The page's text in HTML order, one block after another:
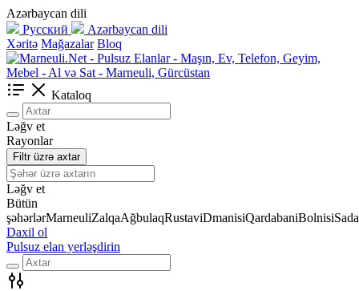
Azərbaycan dili
Русский
Azərbaycan dili
Xəritə Mağazalar Bloq
Kataloq
Ləğv et
Rayonlar
Filtr üzrə axtar
Ləğv et
Bütün
şəhərlərMarneuliZalqaAğbulaqRustaviDmanisiQardabaniBolnisi
Daxil ol
Pulsuz elan yerləşdirin